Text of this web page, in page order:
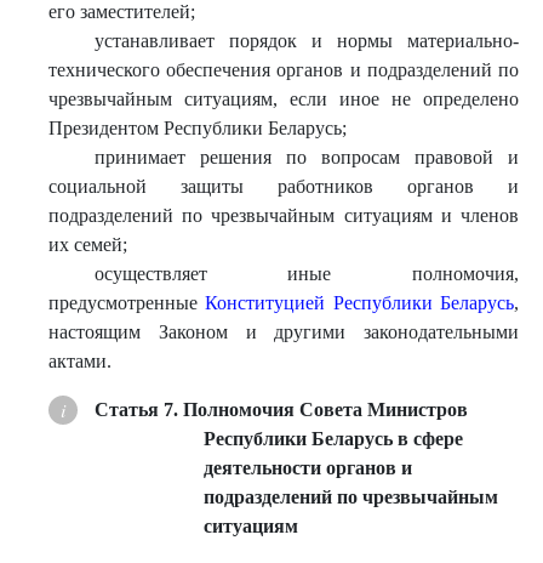
его заместителей;
устанавливает порядок и нормы материально-
технического обеспечения органов и подразделений по
чрезвычайным ситуациям, если иное не определено
Президентом Республики Беларусь;
принимает решения по вопросам правовой и
социальной защиты работников органов и
подразделений по чрезвычайным ситуациям и членов
их семей;
осуществляет иные полномочия,
предусмотренныеКонституцией Республики Беларусь,
настоящим Законом и другими законодательными
актами.
Статья 7. Полномочия Совета Министров
Республики Беларусь в сфере
деятельности органов и
подразделений по чрезвычайным
ситуациям